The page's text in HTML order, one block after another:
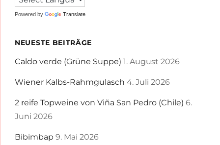
Powered by Translate
NEUESTE BEITRÄGE
Caldo verde (Grüne Suppe) 1. August 2026
Wiener Kalbs-Rahmgulasch 4. Juli 2026
2 reife Topweine von Viña San Pedro (Chile) 6.
Juni 2026
Bibimbap 9. Mai 2026